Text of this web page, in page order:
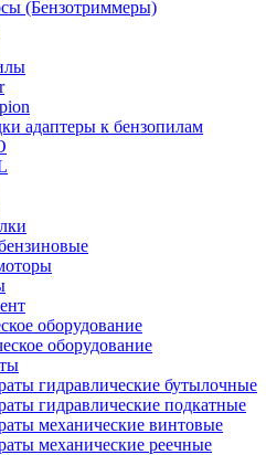
(Бензотриммеры)
адаптеры к бензопилам
оборудование
оборудование
гидравлические бутылочные
гидравлические подкатные
механические винтовые
механические реечные